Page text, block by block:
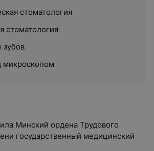
стоматология
стоматология
зубов
микроскопом
Минский ордена Трудового
государственный медицинский